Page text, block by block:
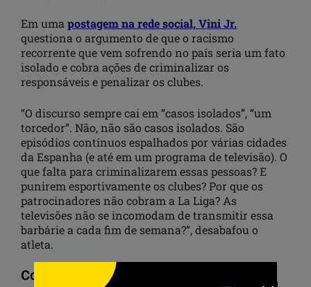
Em uma postagem na rede social, Vini Jr.
questiona o argumento de que o racismo
recorrente que vem sofrendo no país seria um fato
isolado e cobra ações de criminalizar os
responsáveis e penalizar os clubes.
“O discurso sempre cai em “casos isolados”, “um
torcedor”. Não, não são casos isolados. São
episódios contínuos espalhados por várias cidades
da Espanha (e até em um programa de televisão). O
que falta para criminalizarem essas pessoas? E
punirem esportivamente os clubes? Por que os
patrocinadores não cobram a La Liga? As
televisões não se incomodam de transmitir essa
barbárie a cada fim de semana?”, desabafou o
atleta.
Compartilhar: